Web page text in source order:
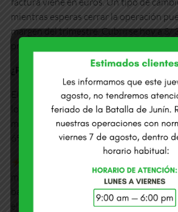
mientras esperas cerrar la operación
margen del trimestre. Cubrirse hoy a S/
¿Por qué los bancos no son la mejor
El 94% del mercado cambiario local
los bancos dimensionan su oferta según
masiva. Para euros, el spread bancario
6% sobre el interbancario.
mercado dólar/sol, reduciendo el riesgo
bancos. En el mercado euro/sol no
el euro flota libremente, y ese riesgo